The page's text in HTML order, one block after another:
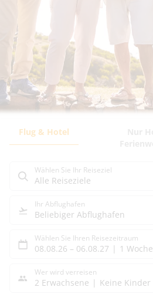
869
Flug & Hotel
Wählen Sie Ihr Reiseziel
Alle Reiseziele
Ihr Abflughafen
Beliebiger Abflughafen
Wählen Sie Ihren Reisezeitraum
08.08.26 – 06.08.27 1 Woche
Wer wird verreisen
2 Erwachsene Keine Kinder